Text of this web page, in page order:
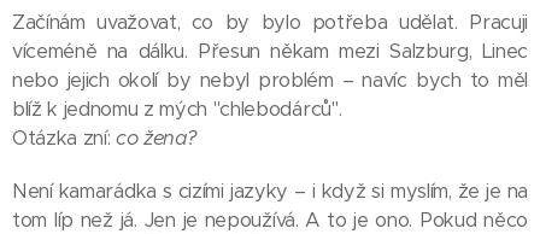
Začínám uvažovat, co by bylo potřeba udělat. Pracuji
víceméně na dálku. Přesun někam mezi Salzburg, Linec
nebo jejich okolí by nebyl problém – navíc bych to měl
blíž k jednomu z mých "chlebodárců".
Otázka zní:co žena?
Není kamarádka s cizími jazyky – i když si myslím, že je na
tom líp než já. Jen je nepoužívá. A to je ono. Pokud něco